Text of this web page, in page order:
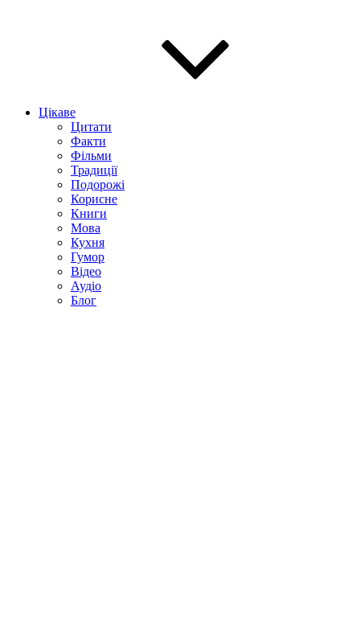
Цікаве
Цитати
Факти
Фільми
Традиції
Подорожі
Корисне
Книги
Мова
Кухня
Гумор
Відео
Аудіо
Блог